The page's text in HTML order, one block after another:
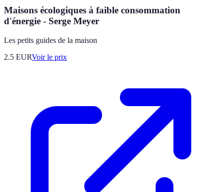
Maisons écologiques à faible consommation
d'énergie - Serge Meyer
Les petits guides de la maison
2.5 EURVoir le prix